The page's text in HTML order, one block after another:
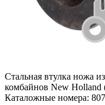
Стальная втулка ножа
комбайнов New
Каталожные номера: